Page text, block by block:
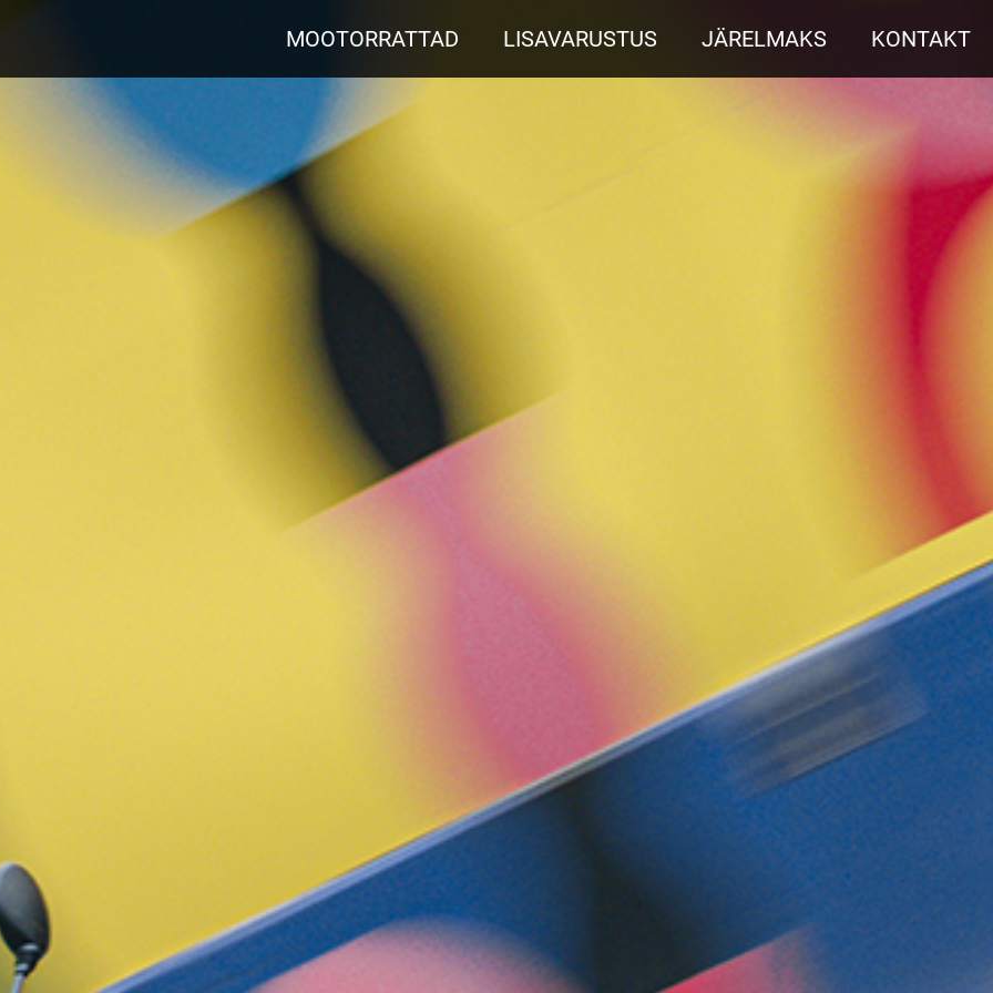
MOOTORRATTAD LISAVARUSTUS JÄRELMAKS KONTAKT